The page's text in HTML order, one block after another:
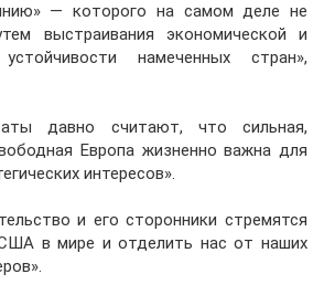
— которого на самом деле не
выстраивания экономической и
намеченных стран»,
давно считают, что сильная,
Европа жизненно важна для
интересов».
и его сторонники стремятся
в мире и отделить нас от наших